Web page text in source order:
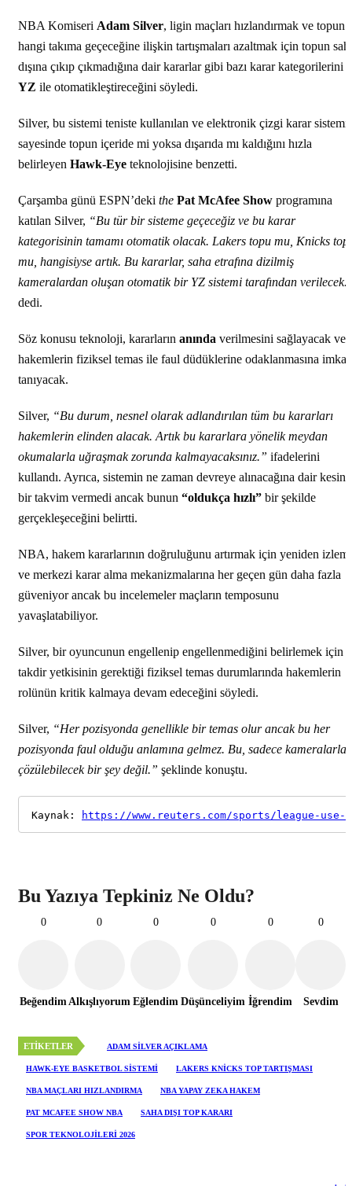
NBA Komiseri Adam Silver, ligin maçları hızlandırmak ve topun
hangi takıma geçeceğine ilişkin tartışmaları azaltmak için topun
dışına çıkıp çıkmadığına dair kararlar gibi bazı karar kategorilerini
YZ ile otomatikleştireceğini söyledi.
Silver, bu sistemi teniste kullanılan ve elektronik çizgi karar sistemi
sayesinde topun içeride mi yoksa dışarıda mı kaldığını hızla
belirleyen Hawk-Eye teknolojisine benzetti.
Çarşamba günü ESPN’deki the Pat McAfee Show programına
katılan Silver, “Bu tür bir sisteme geçeceğiz ve bu karar
kategorisinin tamamı otomatik olacak. Lakers topu mu, Knicks
mu, hangisiyse artık. Bu kararlar, saha etrafına dizilmiş
kameralardan oluşan otomatik bir YZ sistemi tarafından
dedi.
Söz konusu teknoloji, kararların anında verilmesini sağlayacak ve
hakemlerin fiziksel temas ile faul düdüklerine odaklanmasına imkan
tanıyacak.
Silver, “Bu durum, nesnel olarak adlandırılan tüm bu kararları
hakemlerin elinden alacak. Artık bu kararlara yönelik meydan
okumalarla uğraşmak zorunda kalmayacaksınız.” ifadelerini
kullandı. Ayrıca, sistemin ne zaman devreye alınacağına dair kesin
bir takvim vermedi ancak bunun “oldukça hızlı” bir şekilde
gerçekleşeceğini belirtti.
NBA, hakem kararlarının doğruluğunu artırmak için yeniden
ve merkezi karar alma mekanizmalarına her geçen gün daha fazla
güveniyor ancak bu incelemeler maçların temposunu
yavaşlatabiliyor.
Silver, bir oyuncunun engellenip engellenmediğini belirlemek için
takdir yetkisinin gerektiği fiziksel temas durumlarında hakemlerin
rolünün kritik kalmaya devam edeceğini söyledi.
Silver, “Her pozisyonda genellikle bir temas olur ancak bu her
pozisyonda faul olduğu anlamına gelmez. Bu, sadece kameralarla
çözülebilecek bir şey değil.” şeklinde konuştu.
Kaynak: https://www.reuters.com/sports/league-
Bu Yazıya Tepkiniz Ne Oldu?
0
Beğendim
0
Alkışlıyorum
0
Eğlendim
0
Düşünceliyim
0
İğrendim
0
Sevdim
ETIKETLER ADAM SILVER AÇIKLAMA
HAWK-EYE BASKETBOL SISTEMI LAKERS KNICKS TOP TARTIŞMASI
NBA MAÇLARI HIZLANDIRMA NBA YAPAY ZEKA HAKEM
PAT MCAFEE SHOW NBA SAHA DIŞI TOP KARARI
SPOR TEKNOLOJILERI 2026